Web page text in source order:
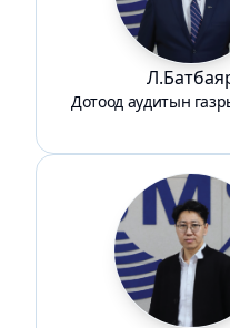
Дотоод аудитын